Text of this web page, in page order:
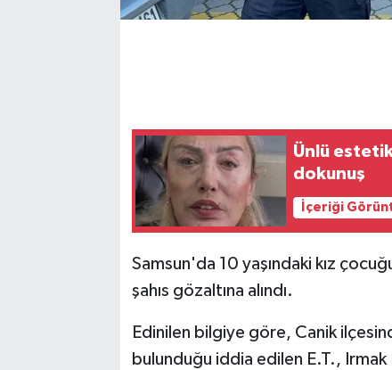
Ünlü
dokunuş
İçeriği
Samsun'da 10 yaşındaki kız
şahıs gözaltına alındı.
Edinilen bilgiye göre, Canik
bulunduğu iddia edilen E.T.,